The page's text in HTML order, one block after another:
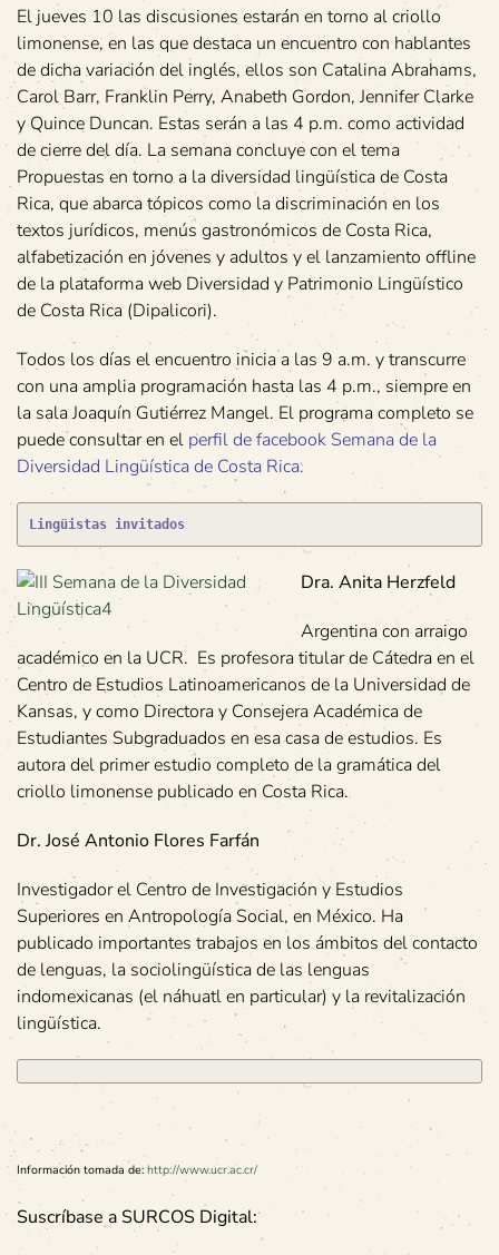
El jueves 10 las discusiones estarán en torno al criollo
limonense, en las que destaca un encuentro con hablantes
de dicha variación del inglés, ellos son Catalina Abrahams,
Carol Barr, Franklin Perry, Anabeth Gordon, Jennifer Clarke
y Quince Duncan. Estas serán a las 4 p.m. como actividad
de cierre del día. La semana concluye con el tema
Propuestas en torno a la diversidad lingüística de Costa
Rica, que abarca tópicos como la discriminación en los
textos jurídicos, menús gastronómicos de Costa Rica,
alfabetización en jóvenes y adultos y el lanzamiento offline
de la plataforma web Diversidad y Patrimonio Lingüístico
de Costa Rica (Dipalicori).
Todos los días el encuentro inicia a las 9 a.m. y transcurre
con una amplia programación hasta las 4 p.m., siempre en
la sala Joaquín Gutiérrez Mangel. El programa completo se
puede consultar en el perfil defacebook Semana de la
Diversidad Lingüística de Costa Rica.
Lingüistas invitados
Dra. Anita Herzfeld
Argentina con arraigo
académico en la UCR. Es profesora titular de Cátedra en el
Centro de Estudios Latinoamericanos de la Universidad de
Kansas, y como Directora y Consejera Académica de
Estudiantes Subgraduados en esa casa de estudios. Es
autora del primer estudio completo de la gramática del
criollo limonense publicado en Costa Rica.
Dr. José Antonio Flores Farfán
Investigador el Centro de Investigación y Estudios
Superiores en Antropología Social, en México. Ha
publicado importantes trabajos en los ámbitos del contacto
de lenguas, la sociolingüística de las lenguas
indomexicanas (el náhuatl en particular) y la revitalización
lingüística.
Información tomada de: http://www.ucr.ac.cr/
Suscríbase a SURCOS Digital: